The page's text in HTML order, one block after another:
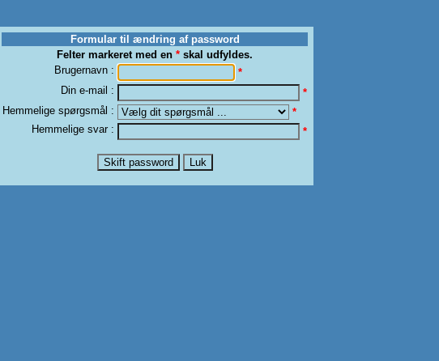
Formular til ændring af password
Felter markeret med en * skal udfyldes.
Brugernavn :
*
Din e-mail :
*
Hemmelige spørgsmål :
*
Hemmelige svar :
*